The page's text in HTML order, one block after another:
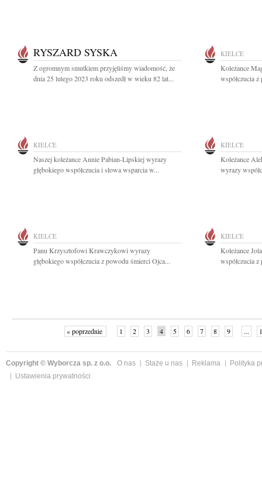
RYSZARD SYSKA
Z ogromnym smutkiem przyjęliśmy wiadomość, że
dnia 25 lutego 2023 roku odszedł w wieku 82 lat...
KIELCE
Koleżance
współczucia
KIELCE
Naszej koleżance Annie Pabian-Lipskiej wyrazy
głębokiego współczucia i słowa wsparcia w...
KIELCE
Koleżance
wyrazy
KIELCE
Panu Krzysztofowi Krawczykowi wyrazy
głębokiego współczucia z powodu śmierci Ojca...
KIELCE
Koleżance
współczucia
« poprzednie 1 2 3 4 5 6 7 8 9 ...
Copyright © Wyborcza sp. z o.o. O nas Staże u nas Reklama
Polityka
Ustawienia prywatności